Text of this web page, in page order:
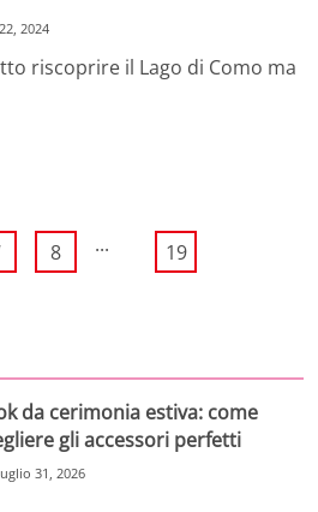
2024
riscoprire il Lago di Como ma
8 ... 19
da cerimonia estiva: come
gli accessori perfetti
31, 2026